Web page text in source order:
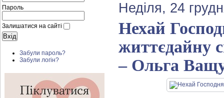
Пароль
Залишатися на сайті
Забули пароль?
Забули логін?
Неділя, 24
Нехай
життєдайну
– Ольга